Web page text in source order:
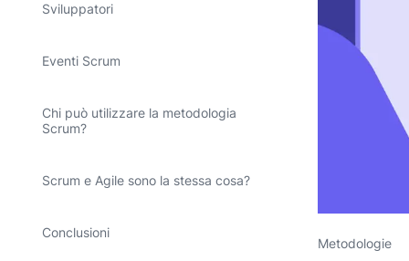
Sviluppatori
Eventi Scrum
Chi può utilizzare la metodologia
Scrum?
Scrum e Agile sono la stessa cosa?
Conclusioni
Metodologie